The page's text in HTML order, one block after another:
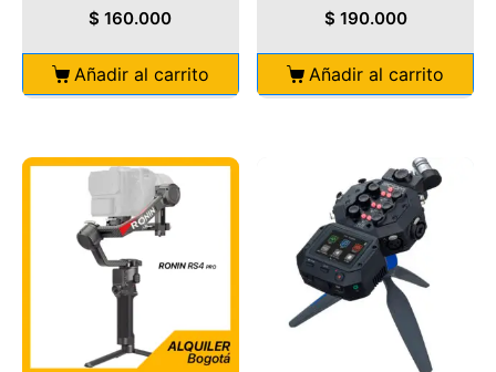
$ 160.000
Añadir al carrito
$ 190.000
Añadir al carrito